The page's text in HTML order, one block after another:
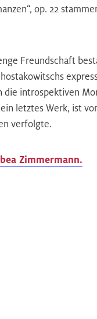
op. 22
Freundschaft
introspektiven
letztes Werk, ist
verfolgte.
Zimmermann.